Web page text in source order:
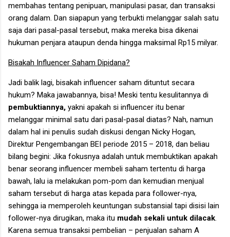
membahas tentang penipuan, manipulasi pasar, dan transaksi
orang dalam. Dan siapapun yang terbukti melanggar salah satu
saja dari pasal-pasal tersebut, maka mereka bisa dikenai
hukuman penjara ataupun denda hingga maksimal Rp15 milyar.
Bisakah Influencer Saham Dipidana?
Jadi balik lagi, bisakah influencer saham dituntut secara
hukum? Maka jawabannya, bisa! Meski tentu kesulitannya di
pembuktiannya, yakni apakah si influencer itu benar
melanggar minimal satu dari pasal-pasal diatas? Nah, namun
dalam hal ini penulis sudah diskusi dengan Nicky Hogan,
Direktur Pengembangan BEI periode 2015 – 2018, dan beliau
bilang begini: Jika fokusnya adalah untuk membuktikan apakah
benar seorang influencer membeli saham tertentu di harga
bawah, lalu ia melakukan pom-pom dan kemudian menjual
saham tersebut di harga atas kepada para follower-nya,
sehingga ia memperoleh keuntungan substansial tapi disisi lain
follower-nya dirugikan, maka itu mudah sekali untuk dilacak
Karena semua transaksi pembelian – penjualan saham A